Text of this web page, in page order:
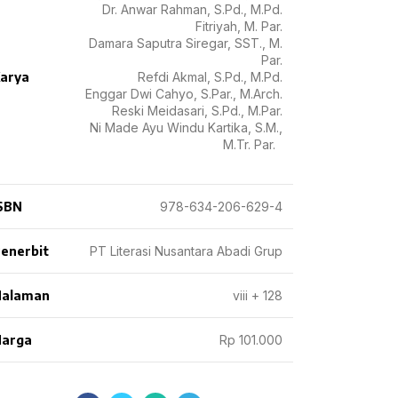
Dr. Anwar Rahman, S.Pd., M.Pd.
Fitriyah, M. Par.
Damara Saputra Siregar, SST., M.
Par.
Refdi Akmal, S.Pd., M.Pd.
Enggar Dwi Cahyo, S.Par., M.Arch.
Reski Meidasari, S.Pd., M.Par.
Ni Made Ayu Windu Kartika, S.M.,
M.Tr. Par.
978-634-206-629-4
PT Literasi Nusantara Abadi Grup
viii + 128
Rp 101.000